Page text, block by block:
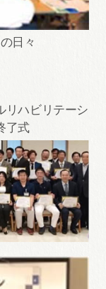
日々
リハビリテーシ
了式